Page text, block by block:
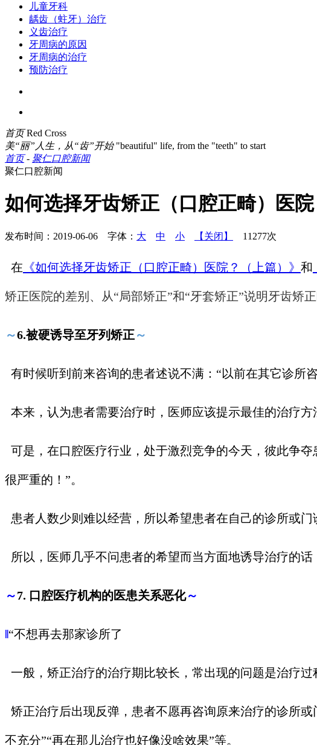
儿童牙科
龋齿（蛀牙）治疗
义齿治疗
牙周病的原因
牙周病的治疗
预防治疗
首页 Red Cross
美“丽”人生，从“齿”开始 "beautiful" life, from the "teeth" to start
首页- 聚仁口腔新闻
聚仁口腔新闻
如何选择牙齿矫正（口腔正畸）医院
发布时间：2019-06-06 字体： 大 中 小 【关闭】 11277次
在 《如何选择牙齿矫正（口腔正畸）医院？（上篇）》 和
矫正医院的差别、从“局部矫正”和“牙套矫正”说明牙齿矫
～6.被硬诱导至牙列矫正～
有时候听到前来咨询的患者述说不满：“以前在其它诊所
本来，认为患者需要治疗时，医师应该提示最佳的治疗
可是，在口腔医疗行业，处于激烈竞争的今天，彼此争
很严重的！”。
患者人数少则难以经营，所以希望患者在自己的诊所或
所以，医师几乎不问患者的希望而当方面地诱导治疗的
～7. 口腔医疗机构的医患关系恶化～
‖“不想再去那家诊所了
一般，矫正治疗的治疗期比较长，常出现的问题是治疗过
矫正治疗后出现反弹，患者不愿再咨询原来治疗的诊所
不充分”“再在那儿治疗也好像没啥效果”等。